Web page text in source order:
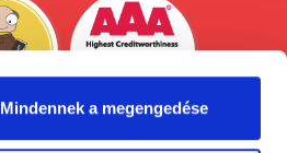
Mindennek a megengedése